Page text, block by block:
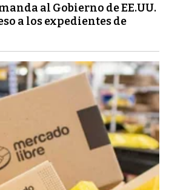
al Gobierno de EE.UU.
a los expedientes de